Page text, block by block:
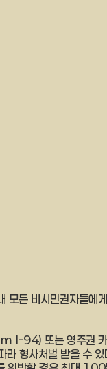
든 비시민권자들에
I-94) 또는 영주
형사처벌 받을 수